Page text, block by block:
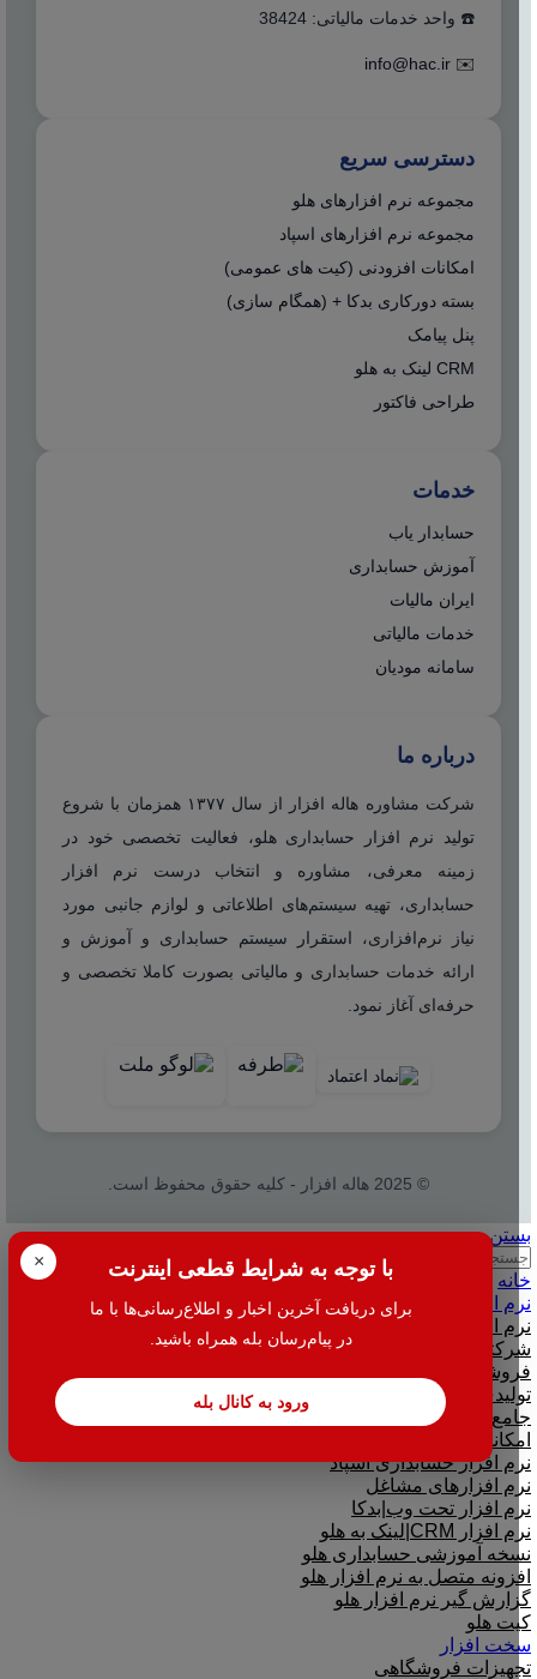
× با توجه به شرایط قطعی اینترنت
برای دریافت آخرین اخبار و اطلاع‌رسانی‌ها با ما
در پیام‌رسان بله همراه باشید.
ورود به کانال بله
☎️ واحد خدمات مالیاتی: 38424
✉️
info@hac.ir
دسترسی سریع
مجموعه نرم افزارهای هلو
مجموعه نرم افزارهای اسپاد
امکانات افزودنی (کیت های عمومی)
بسته دورکاری بدکا + (همگام سازی)
پنل پیامک
CRM لینک به هلو
طراحی فاکتور
خدمات
حسابدار یاب
آموزش حسابداری
ایران مالیات
خدمات مالیاتی
سامانه مودیان
درباره ما
شرکت مشاوره هاله افزار از سال ۱۳۷۷ همزمان با شروع
تولید نرم افزار حسابداری هلو، فعالیت تخصصی خود در
زمینه معرفی، مشاوره و انتخاب درست نرم افزار
حسابداری، تهیه سیستم‌های اطلاعاتی و لوازم جانبی مورد
نیاز نرم‌افزاری، استقرار سیستم حسابداری و آموزش و
ارائه خدمات حسابداری و مالیاتی بصورت کاملا تخصصی و
حرفه‌ای آغاز نمود.
© 2025 هاله افزار - کلیه حقوق محفوظ است.
بستن
جستجو
خانه
نرم افزار
نرم افزار حسابداری هلو
شرکتی
فروشگاهی
تولیدی
جامع و صنعتی
امکانات افزودنی ( کیت های عمومی )
نرم افزار حسابداری اسپاد
نرم افزارهای مشاغل
نرم افزار تحت وب|بدکا
نرم افزار CRM|لینک به هلو
نسخه آموزشی حسابداری هلو
افزونه متصل به نرم افزار هلو
گزارش گیر نرم افزار هلو
کیت هلو
سخت افزار
تجهیزات فروشگاهی